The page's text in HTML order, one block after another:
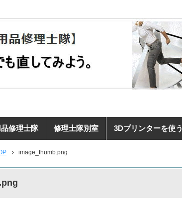
修理士隊 修理士隊別室 3Dプリンターを使う
image_thumb.png